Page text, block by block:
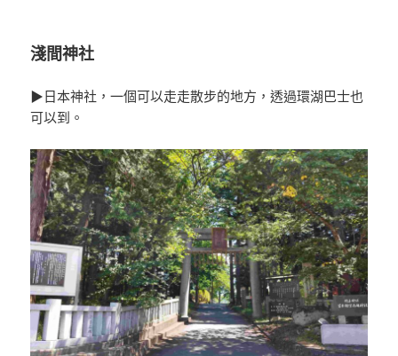
淺間神社
▶日本神社，一個可以走走散步的地方，透過環湖巴士也
可以到。